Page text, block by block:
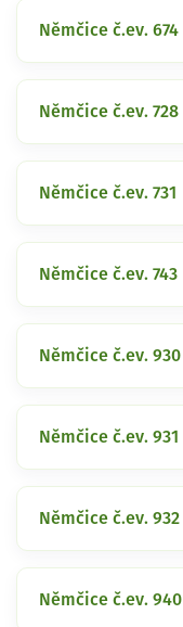
Němčice č.ev. 674
Němčice č.ev. 728
Němčice č.ev. 731
Němčice č.ev. 743
Němčice č.ev. 930
Němčice č.ev. 931
Němčice č.ev. 932
Němčice č.ev. 940